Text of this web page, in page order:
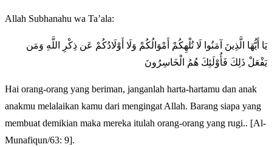
Allah Subhanahu wa Ta’ala:
يَا أَيُّهَا الَّذِينَ آمَنُوا لَا تُلْهِكُمْ أَمْوَالُكُمْ وَلَا أَوْلَادُكُمْ عَن ذِكْرِ اللَّهِ وَمَن
يَفْعَلْ ذَلِكَ فَأُوْلَئِكَ هُمُ الْخَاسِرُونَ
Hai orang-orang yang beriman, janganlah harta-hartamu dan anak
anakmu melalaikan kamu dari mengingat Allah. Barang siapa yang
membuat demikian maka mereka itulah orang-orang yang rugi.. [Al-
Munafiqun/63: 9].